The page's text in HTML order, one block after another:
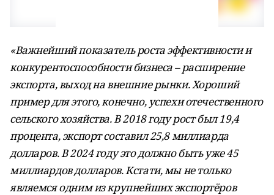
«Важнейший показатель роста эффективности и
конкурентоспособности бизнеса – расширение
экспорта, выход на внешние рынки. Хороший
пример для этого, конечно, успехи отечественного
сельского хозяйства. В 2018 году рост был 19,4
процента, экспорт составил 25,8 миллиарда
долларов. В 2024 году это должно быть уже 45
миллиардов долларов. Кстати, мы не только
являемся одним из крупнейших экспортёров